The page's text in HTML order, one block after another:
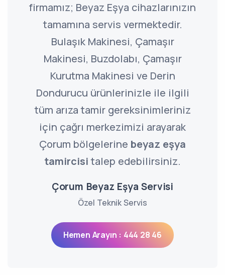
firmamız; Beyaz Eşya cihazlarınızın
tamamına servis vermektedir.
Bulaşık Makinesi, Çamaşır
Makinesi, Buzdolabı, Çamaşır
Kurutma Makinesi ve Derin
Dondurucu ürünlerinizle ile ilgili
tüm arıza tamir gereksinimleriniz
için çağrı merkezimizi arayarak
Çorum bölgelerine beyaz eşya
tamircisitalep edebilirsiniz.
Çorum Beyaz Eşya Servisi
Özel Teknik Servis
Hemen Arayın : 444 28 46